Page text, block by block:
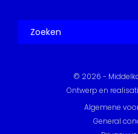
© 2026 -
Ontwerp en
Algemene
General